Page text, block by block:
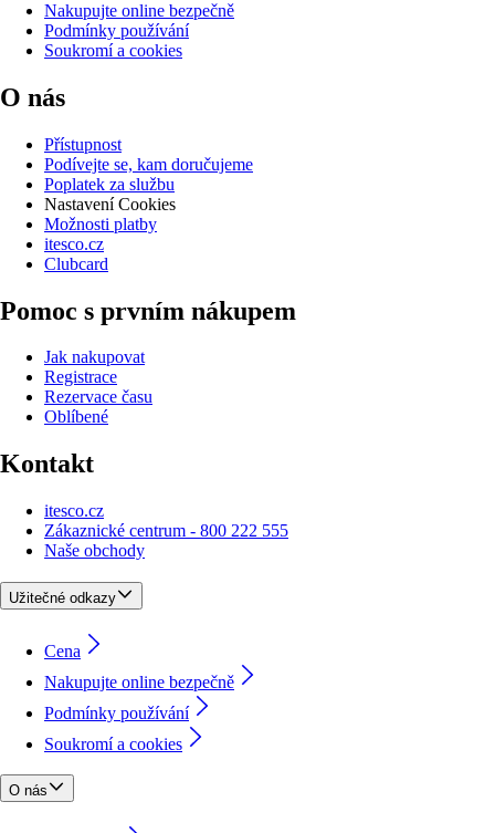
Nakupujte online bezpečně
Podmínky používání
Soukromí a cookies
O nás
Přístupnost
Podívejte se, kam doručujeme
Poplatek za službu
Nastavení Cookies
Možnosti platby
itesco.cz
Clubcard
Pomoc s prvním nákupem
Jak nakupovat
Registrace
Rezervace času
Oblíbené
Kontakt
itesco.cz
Zákaznické centrum - 800 222 555
Naše obchody
Užitečné odkazy
Cena
Nakupujte online bezpečně
Podmínky používání
Soukromí a cookies
O nás